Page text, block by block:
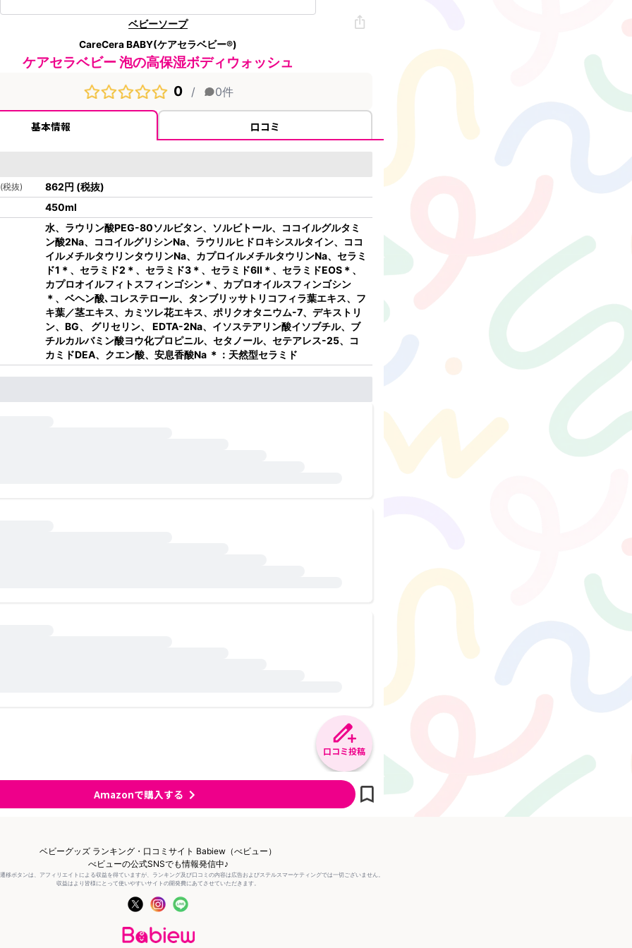
ベビーソープ
CareCera BABY(ケアセラベビー®)
ケアセラベビー 泡の高保湿ボディウォッシュ
0
/ 0件
基本情報 口コミ
税抜) 862円 (税抜)
450ml
水、ラウリン酸PEG-80ソルビタン、ソルビトール、ココイルグルタミ
ン酸2Na、ココイルグリシンNa、ラウリルヒドロキシスルタイン、ココ
イルメチルタウリンタウリンNa、カプロイルメチルタウリンNa、セラミ
ド1＊、セラミド2＊、セラミド3＊、セラミド6II＊、セラミドEOS＊、
カプロオイルフィトスフィンゴシン＊、カプロオイルスフィンゴシン
＊、ベヘン酸､コレステロール、タンブリッサトリコフィラ葉エキス、フ
キ葉／茎エキス、カミツレ花エキス、ポリクオタニウム-7、デキストリ
ン、BG、 グリセリン、 EDTA-2Na、イソステアリン酸イソブチル、ブ
チルカルバミン酸ヨウ化プロピニル、セタノール、セテアレス-25、コ
カミドDEA、クエン酸、安息香酸Na ＊：天然型セラミド
口コミ投稿
Amazonで購入する
ベビーグッズ ランキング・口コミサイト Babiew（べビュー）
べビューの公式SNSでも情報発信中♪
移ボタンは、アフィリエイトによる収益を得ていますが、ランキング及び口コミの内容は広告およびステルスマーケティングでは一切ございません。
収益はより皆様にとって使いやすいサイトの開発費にあてさせていただきます。